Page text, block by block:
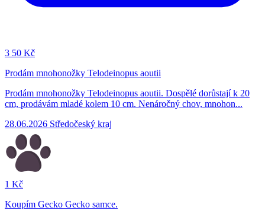
3 50 Kč
Prodám mnohonožky Telodeinopus aoutii
Prodám mnohonožky Telodeinopus aoutii. Dospělé dorůstají k 20
cm, prodávám mladé kolem 10 cm. Nenáročný chov, mnohon...
28.06.2026 Středočeský kraj
1 Kč
Koupím Gecko Gecko samce.